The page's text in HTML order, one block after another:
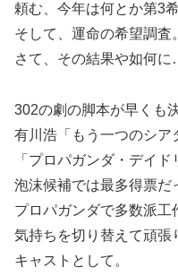
頼む、今年は何とか第3
そして、運命の希望調査。
さて、その結果や如何
302の劇の脚本が早くも
有川浩「もう一つのシア
「プロパガンダ・デイド
泡沫候補では最多得票だ
プロパガンダで多数派
気持ちを切り替えて頑張
キャストとして。